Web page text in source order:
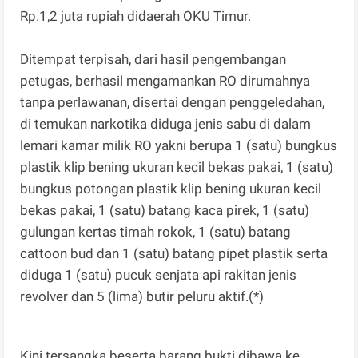
Rp.1,2 juta rupiah didaerah OKU Timur.
Ditempat terpisah, dari hasil pengembangan
petugas, berhasil mengamankan RO dirumahnya
tanpa perlawanan, disertai dengan penggeledahan,
di temukan narkotika diduga jenis sabu di dalam
lemari kamar milik RO yakni berupa 1 (satu) bungkus
plastik klip bening ukuran kecil bekas pakai, 1 (satu)
bungkus potongan plastik klip bening ukuran kecil
bekas pakai, 1 (satu) batang kaca pirek, 1 (satu)
gulungan kertas timah rokok, 1 (satu) batang
cattoon bud dan 1 (satu) batang pipet plastik serta
diduga 1 (satu) pucuk senjata api rakitan jenis
revolver dan 5 (lima) butir peluru aktif.(*)